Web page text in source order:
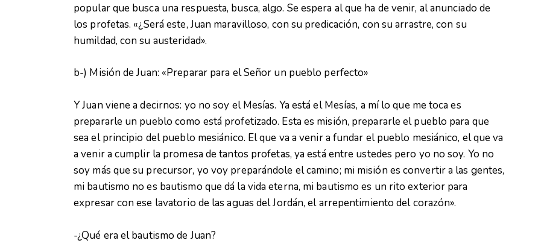
popular que busca una respuesta, busca, algo. Se espera al que ha de venir, al anunciado de
los profetas. «¿Será este, Juan maravilloso, con su predicación, con su arrastre, con su
humildad, con su austeridad».
b-) Misión de Juan: «Preparar para el Señor un pueblo perfecto»
Y Juan viene a decirnos: yo no soy el Mesías. Ya está el Mesías, a mí lo que me toca es
prepararle un pueblo como está profetizado. Esta es misión, prepararle el pueblo para que
sea el principio del pueblo mesiánico. El que va a venir a fundar el pueblo mesiánico, el que va
a venir a cumplir la promesa de tantos profetas, ya está entre ustedes pero yo no soy. Yo no
soy más que su precursor, yo voy preparándole el camino; mi misión es convertir a las gentes,
mi bautismo no es bautismo que dá la vida eterna, mi bautismo es un rito exterior para
expresar con ese lavatorio de las aguas del Jordán, el arrepentimiento del corazón».
-¿Qué era el bautismo de Juan?